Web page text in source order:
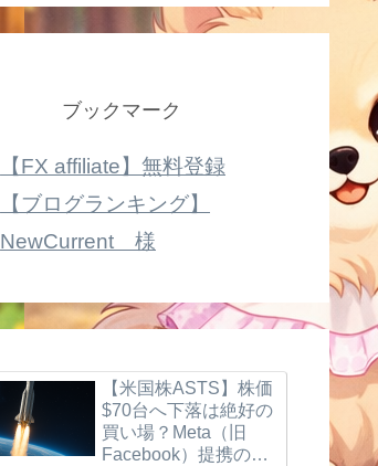
ブックマーク
【FX affiliate】無料登録
【ブログランキング】
NewCurrent 様
【米国株ASTS】株価
$70台へ下落は絶好の
買い場？Meta（旧
Facebook）提携の噂